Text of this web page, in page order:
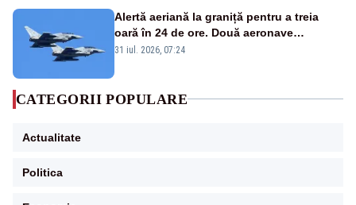
Alertă aeriană la graniță pentru a treia
oară în 24 de ore. Două aeronave
Eurofighter britanice au fost ridicate de la
31 iul. 2026, 07:24
CATEGORII POPULARE
Actualitate
Politica